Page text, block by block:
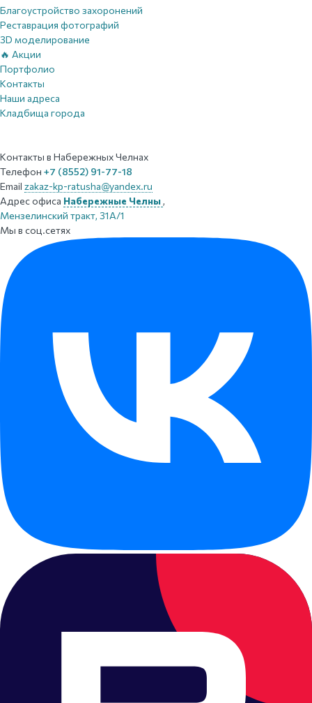
Благоустройство захоронений
Реставрация фотографий
3D моделирование
🔥 Акции
Портфолио
Контакты
Наши адреса
Кладбища города
Контакты в Набережных Челнах
Телефон +7 (8552) 91-77-18
Email zakaz-kp-ratusha@yandex.ru
Адрес офиса Набережные Челны,
Мензелинский тракт, 31А/1
Мы в соц.сетях